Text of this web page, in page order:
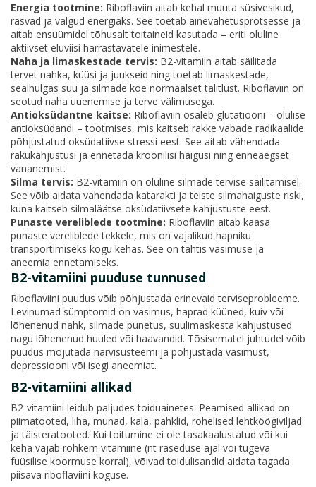
Energia tootmine: Riboflaviin aitab kehal muuta süsivesikud,
rasvad ja valgud energiaks. See toetab ainevahetusprotsesse ja
aitab ensüümidel tõhusalt toitaineid kasutada – eriti oluline
aktiivset eluviisi harrastavatele inimestele.
Naha ja limaskestade tervis: B2-vitamiin aitab säilitada
tervet nahka, küüsi ja juukseid ning toetab limaskestade,
sealhulgas suu ja silmade koe normaalset talitlust. Riboflaviin on
seotud naha uuenemise ja terve välimusega.
Antioksüdantne kaitse: Riboflaviin osaleb glutatiooni – olulise
antioksüdandi – tootmises, mis kaitseb rakke vabade radikaalide
põhjustatud oksüdatiivse stressi eest. See aitab vähendada
rakukahjustusi ja ennetada kroonilisi haigusi ning enneaegset
vananemist.
Silma tervis: B2-vitamiin on oluline silmade tervise säilitamisel.
See võib aidata vähendada katarakti ja teiste silmahaiguste riski,
kuna kaitseb silmaläätse oksüdatiivsete kahjustuste eest.
Punaste vereliblede tootmine: Riboflaviin aitab kaasa
punaste vereliblede tekkele, mis on vajalikud hapniku
transportimiseks kogu kehas. See on tähtis väsimuse ja
aneemia ennetamiseks.
B2-vitamiini puuduse tunnused
Riboflaviini puudus võib põhjustada erinevaid terviseprobleeme.
Levinumad sümptomid on väsimus, haprad küüned, kuiv või
lõhenenud nahk, silmade punetus, suulimaskesta kahjustused
nagu lõhenenud huuled või haavandid. Tõsisematel juhtudel võib
puudus mõjutada närvisüsteemi ja põhjustada väsimust,
depressiooni või isegi aneemiat.
B2-vitamiini allikad
B2-vitamiini leidub paljudes toiduainetes. Peamised allikad on
piimatooted, liha, munad, kala, pähklid, rohelised lehtköögiviljad
ja täisteratooted. Kui toitumine ei ole tasakaalustatud või kui
keha vajab rohkem vitamiine (nt raseduse ajal või tugeva
füüsilise koormuse korral), võivad toidulisandid aidata tagada
piisava riboflaviini koguse.